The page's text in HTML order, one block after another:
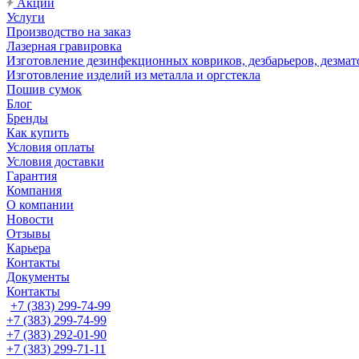
Акции
Услуги
Производство на заказ
Лазерная гравировка
Изготовление дезинфекционных ковриков, дезбарьеров,
Изготовление изделий из металла и оргстекла
Пошив сумок
Блог
Бренды
Как купить
Условия оплаты
Условия доставки
Гарантия
Компания
О компании
Новости
Отзывы
Карьера
Контакты
Документы
Контакты
+7 (383) 299-74-99
+7 (383) 299-74-99
+7 (383) 292-01-90
+7 (383) 299-71-11